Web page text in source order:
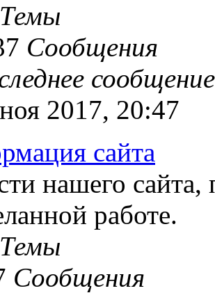
Темы
Сообщения
сообщение
2017, 20:47
сайта
нашего
работе.
Темы
Сообщения